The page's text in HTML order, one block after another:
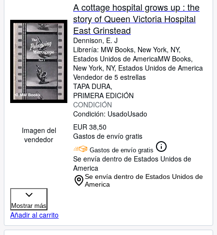
Imagen del
vendedor
A cottage hospital grows up : the
story of Queen Victoria Hospital
East Grinstead
Dennison, E. J
Librería: MW Books, New York, NY,
Estados Unidos de AmericaMW Books,
New York, NY, Estados Unidos de America
Vendedor de 5 estrellas
TAPA DURA
PRIMERA EDICIÓN
CONDICIÓN
Condición: UsadoUsado
EUR 38,50
Gastos de envío gratis
Gastos de envío gratis
Se envía dentro de Estados Unidos de
America
Se envía dentro de Estados Unidos de
America
Mostrar más
Añadir al carrito